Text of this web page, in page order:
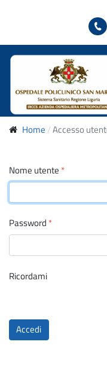
Home Accesso
Nome utente *
Password *
Ricordami
Accedi